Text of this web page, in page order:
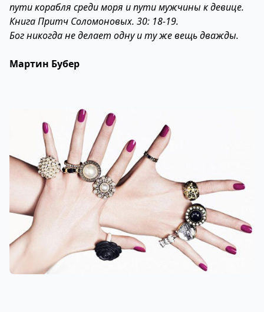
пути корабля среди моря и пути мужчины к девице.
Книга Притч Соломоновых. 30: 18-19.
Бог никогда не делает одну и ту же вещь дважды.
Мартин Бубер